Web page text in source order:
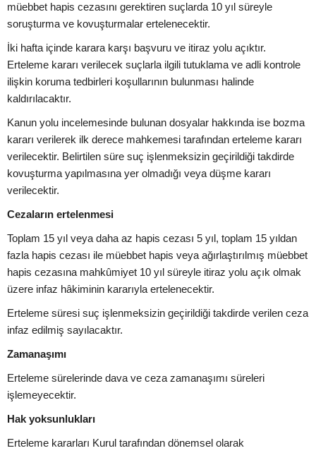
müebbet hapis cezasını gerektiren suçlarda 10 yıl süreyle
soruşturma ve kovuşturmalar ertelenecektir.
İki hafta içinde karara karşı başvuru ve itiraz yolu açıktır.
Erteleme kararı verilecek suçlarla ilgili tutuklama ve adli kontrole
ilişkin koruma tedbirleri koşullarının bulunması halinde
kaldırılacaktır.
Kanun yolu incelemesinde bulunan dosyalar hakkında ise bozma
kararı verilerek ilk derece mahkemesi tarafından erteleme kararı
verilecektir. Belirtilen süre suç işlenmeksizin geçirildiği takdirde
kovuşturma yapılmasına yer olmadığı veya düşme kararı
verilecektir.
Cezaların ertelenmesi
Toplam 15 yıl veya daha az hapis cezası 5 yıl, toplam 15 yıldan
fazla hapis cezası ile müebbet hapis veya ağırlaştırılmış müebbet
hapis cezasına mahkûmiyet 10 yıl süreyle itiraz yolu açık olmak
üzere infaz hâkiminin kararıyla ertelenecektir.
Erteleme süresi suç işlenmeksizin geçirildiği takdirde verilen ceza
infaz edilmiş sayılacaktır.
Zamanaşımı
Erteleme sürelerinde dava ve ceza zamanaşımı süreleri
işlemeyecektir.
Hak yoksunlukları
Erteleme kararları Kurul tarafından dönemsel olarak